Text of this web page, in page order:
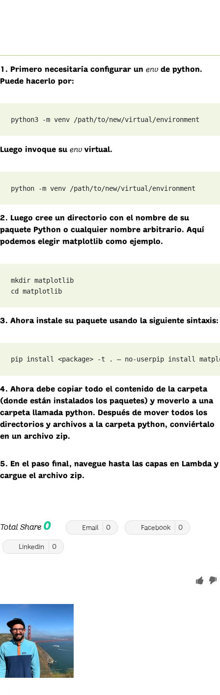
1. Primero necesitaría configurar un env de python.
Puede hacerlo por:
python3 -m venv /path/to/new/virtual/environment
Luego invoque su env virtual.
python -m venv /path/to/new/virtual/environment
2. Luego cree un directorio con el nombre de su
paquete Python o cualquier nombre arbitrario. Aquí
podemos elegir matplotlib como ejemplo.
mkdir matplotlib
cd matplotlib
3. Ahora instale su paquete usando la siguiente sintaxis:
pip install <package> -t . — no-userpip install
4. Ahora debe copiar todo el contenido de la carpeta
(donde están instalados los paquetes) y moverlo a una
carpeta llamada python. Después de mover todos los
directorios y archivos a la carpeta python, conviértalo
en un archivo zip.
5. En el paso final, navegue hasta las capas en Lambda y
cargue el archivo zip.
Total Share 0 Email 0 Facebook 0
Linkedin 0